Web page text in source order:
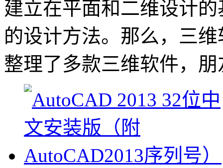
建立在平面和二维设计
的设计方法。那么，三
整理了多款三维软件，